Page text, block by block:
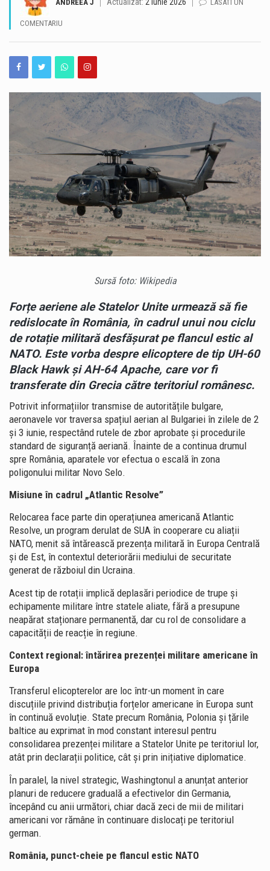
O avarie produsă vineri, 7 august, la magistrala de alimentare cu apă cu diametrul de 600 de milimetri, în stațiunea Mamaia, în zona Hotelului Piccadilly, afectează alimentarea cu apă în mai multe zone din nordul litoralului. Pentru efectuarea lucrărilor de reparații, echipele RAJA Constanța au fost nevoite să sisteze furnizarea apei potabile în intervalul 19.30 – 02.00. Vor fi afectați consumatorii din zona delimitată de Summerland și Ecluza Năvodari, respectiv cei din Mamaia Sat, Mamaia Nord, zona Tabăra de Copii Năvodari, Depozit 10, UM – Bateria de Coastă, Ecluza Năvodari și SP Midia – Stația de Interconectare Năvodari. Inițial, echipele…
ANDREEA J LASATI UN
COMENTARIU
Sursă foto: Wikipedia
Forțe aeriene ale Statelor Unite urmează să fie
redislocate în România, în cadrul unui nou ciclu
de rotație militară desfășurat pe flancul estic al
NATO. Este vorba despre elicoptere de tip UH-60
Black Hawk și AH-64 Apache, care vor fi
transferate din Grecia către teritoriul românesc.
Potrivit informațiilor transmise de autoritățile bulgare,
aeronavele vor traversa spațiul aerian al Bulgariei în zilele de 2
și 3 iunie, respectând rutele de zbor aprobate și procedurile
standard de siguranță aeriană. Înainte de a continua drumul
spre România, aparatele vor efectua o escală în zona
poligonului militar Novo Selo.
Misiune în cadrul „Atlantic Resolve”
Relocarea face parte din operațiunea americană Atlantic
Resolve, un program derulat de SUA în cooperare cu aliații
NATO, menit să întărească prezența militară în Europa Centrală
și de Est, în contextul deteriorării mediului de securitate
generat de războiul din Ucraina.
Acest tip de rotații implică deplasări periodice de trupe și
echipamente militare între statele aliate, fără a presupune
neapărat staționare permanentă, dar cu rol de consolidare a
capacității de reacție în regiune.
Context regional: întărirea prezenței militare americane în
Europa
Transferul elicopterelor are loc într-un moment în care
discuțiile privind distribuția forțelor americane în Europa sunt
în continuă evoluție. State precum România, Polonia și țările
baltice au exprimat în mod constant interesul pentru
consolidarea prezenței militare a Statelor Unite pe teritoriul lor,
atât prin declarații politice, cât și prin inițiative diplomatice.
În paralel, la nivel strategic, Washingtonul a anunțat anterior
planuri de reducere graduală a efectivelor din Germania,
începând cu anii următori, chiar dacă zeci de mii de militari
americani vor rămâne în continuare dislocați pe teritoriul
german.
România, punct-cheie pe flancul estic NATO